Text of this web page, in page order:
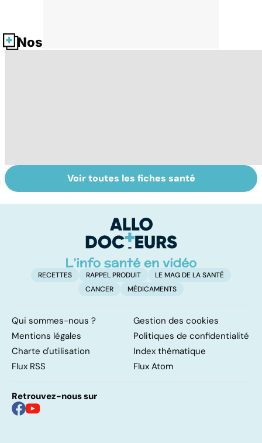
Nos fiches santé
Tout savoir sur
les infections
Inflammation des
amygdales : que
d'angine ?
Voir toutes les fiches santé
RECETTES RAPPEL PRODUIT
LE MAG DE LA SANTÉ
CANCER
MÉDICAMENTS
Qui sommes-nous ?
Gestion des cookies
Mentions légales
Politiques de confidentialité
Charte d'utilisation
Index thématique
Flux RSS
Flux Atom
Retrouvez-nous sur